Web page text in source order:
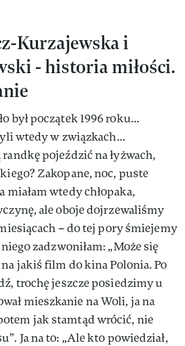
Kurzajewska i
- historia miłości.
był początek 1996 roku...
wtedy w związkach...
pojeździć na łyżwach,
Zakopane, noc, puste
wtedy chłopaka,
ale oboje dojrzewaliśmy
– do tej pory śmiejemy
zadzwoniłam: „Może się
jakiś film do kina Polonia. Po
trochę jeszcze posiedzimy u
mieszkanie na Woli, ja na
jak stamtąd wrócić, nie
Ja na to: „Ale kto powiedział,